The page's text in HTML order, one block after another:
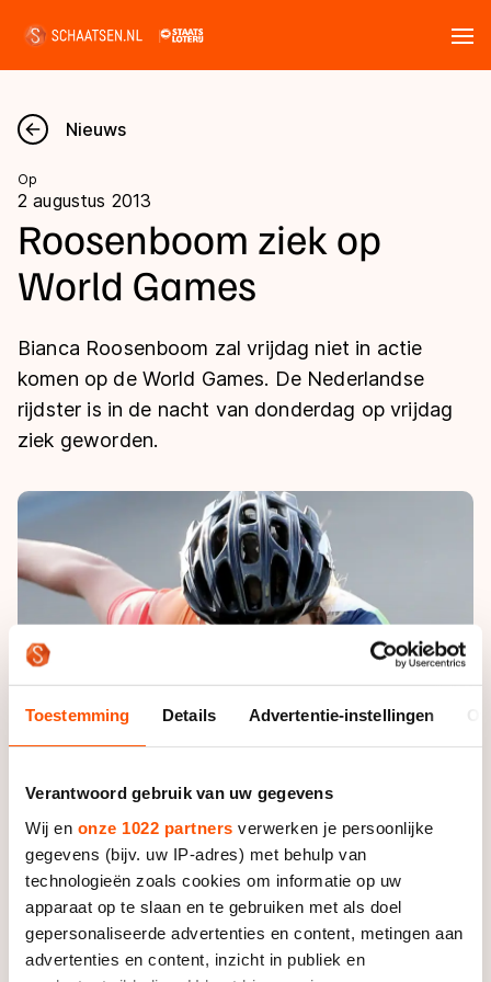
Toestemming Details Advertentie-instellingen
Verantwoord gebruik van uw gegevens
Wij en onze 1022 partners verwerken je persoonlijke
gegevens (bijv. uw IP-adres) met behulp van
technologieën zoals cookies om informatie op uw
apparaat op te slaan en te gebruiken met als doel
gepersonaliseerde advertenties en content, metingen aan
advertenties en content, inzicht in publiek en
Nieuws
Kalender
Disciplines
Langebaan
Shorttrack
Inlineskaten
Kunstschaatsen
Natuurijs
Uitslagen
Langebaan
Shorttrack
Kunstschaatsen
Tijden & historie
Persoonlijke records & tijden
Historie & statistiek
De weg op
Inschrijven wedstrijden
Algemene Nederlandse Schaatstijd
Deze zomer de weg op
Waar kan ik schaatsen en skaten?
Schaatsfans
Alles voor jou als schaatsfan
Evenementen
Olympische Spelen
Olympische Spelen
Medaille overzicht
Olympische uitslagen
Van Jong tot Goud verhalen
Nieuws
Op
2 augustus 2013
Roosenboom ziek op
World Games
Bianca Roosenboom zal vrijdag niet in actie
komen op de World Games. De Nederlandse
rijdster is in de nacht van donderdag op vrijdag
ziek geworden.